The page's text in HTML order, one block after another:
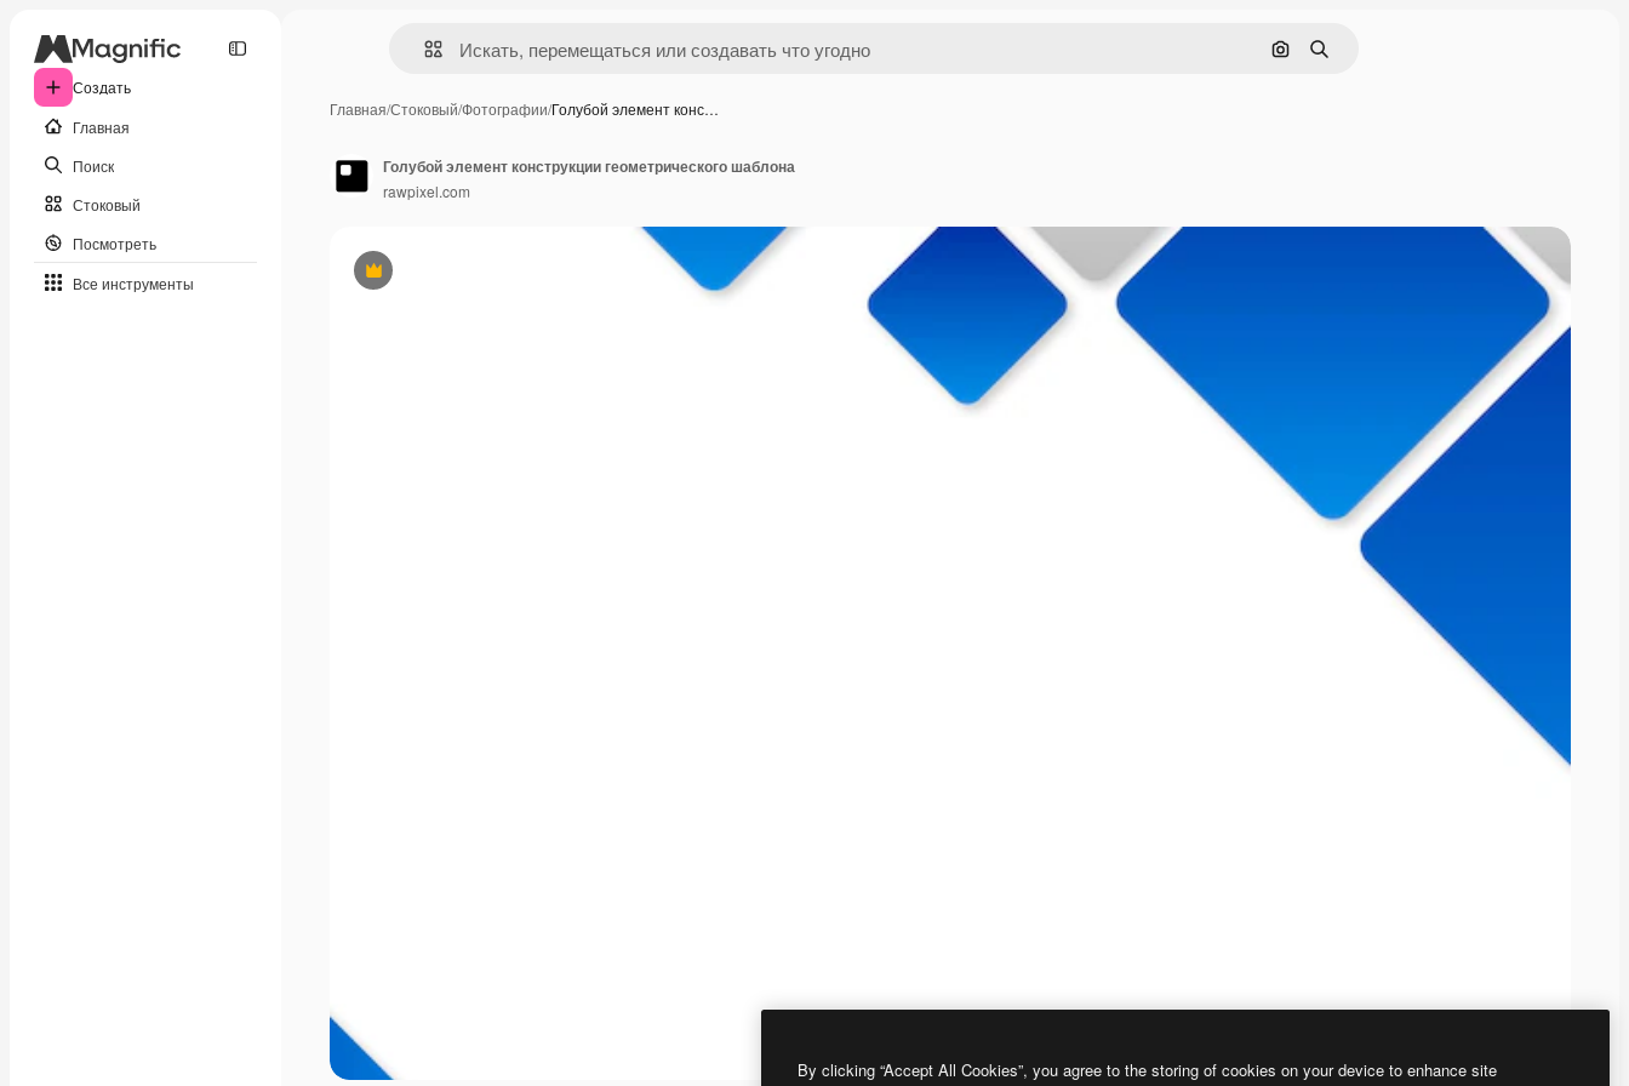
Создать
Главная
Поиск
Стоковый
Посмотреть
Все инструменты
Поиск по изображению
Поиск
Главная/Стоковый/Фотографии/Голубой элемент конс…
Премиум
Голубой элемент конструкции геометрического шаблона
rawpixel.com
By clicking “Accept All Cookies”, you agree to the storing of cookies on your device to enhance site